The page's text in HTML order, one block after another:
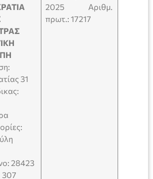
31
28423
307
2025 Αριθμ.
πρωτ.: 17217